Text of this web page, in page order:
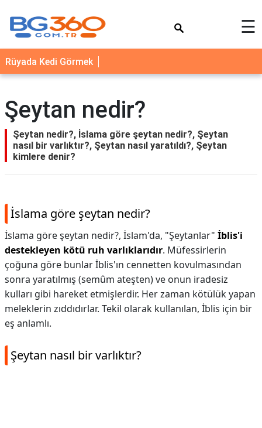
YEMEK
TARİFLERİ
NEDİR
FAYDALARI
SAĞLIK
İLETİŞİM
☰
Rüyada Kedi Görmek
Şeytan nedir?
Şeytan nedir?, İslama göre şeytan nedir?, Şeytan
nasıl bir varlıktır?, Şeytan nasıl yaratıldı?, Şeytan
kimlere denir?
İslama göre şeytan nedir?
İslama göre şeytan nedir?, İslam'da, "Şeytanlar" İblis'i
destekleyen kötü ruh varlıklarıdır. Müfessirlerin
çoğuna göre bunlar İblis'ın cennetten kovulmasından
sonra yaratılmış (semûm ateşten) ve onun iradesiz
kulları gibi hareket etmişlerdir. Her zaman kötülük yapan
meleklerin zıddıdırlar. Tekil olarak kullanılan, İblis için bir
eş anlamlı.
Şeytan nasıl bir varlıktır?